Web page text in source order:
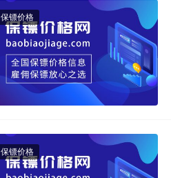
保镖价格
保镖价格